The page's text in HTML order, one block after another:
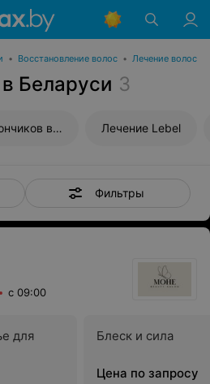
• Восстановление волос • Лечение волос
Беларуси 3
Лечение секущихся кончиков волос Лечение Lebel
Фильтры
с 09:00
для
Блеск и сила
Цена по запросу